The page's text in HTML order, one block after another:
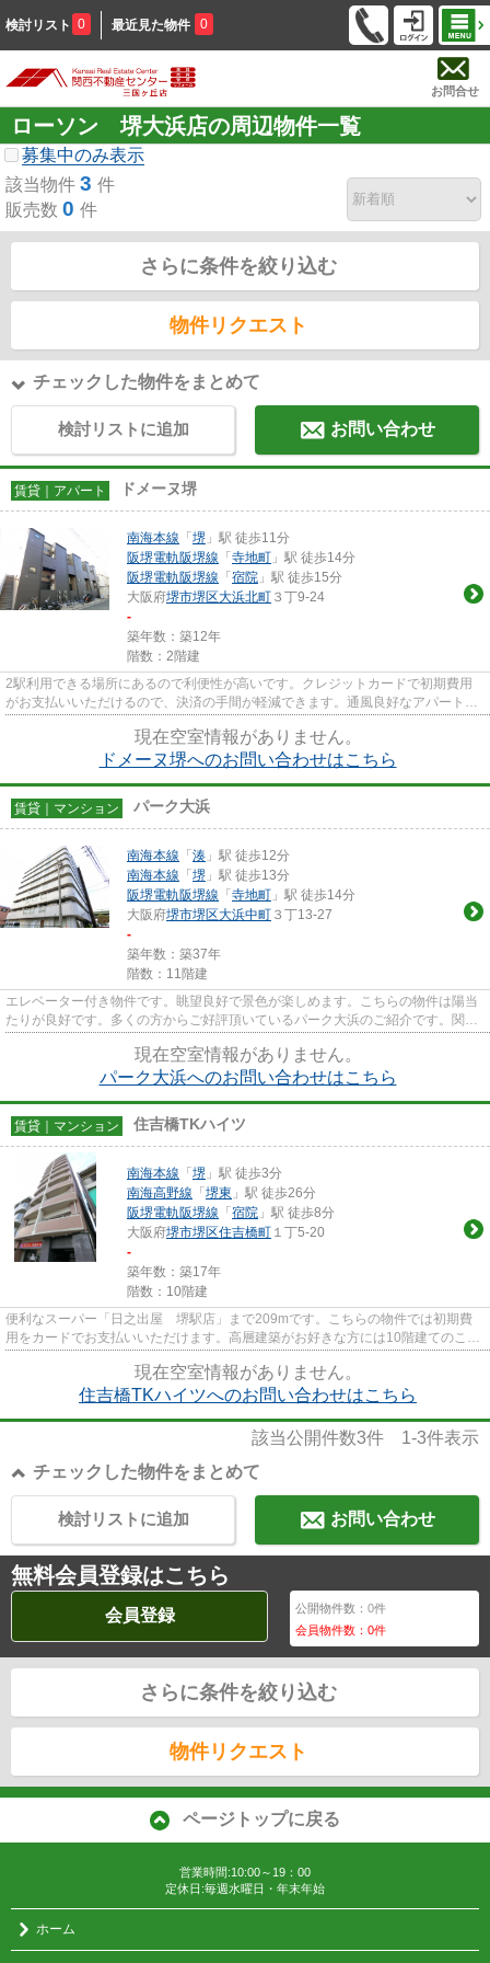
検討リスト 0 最近見た物件 0
お問合せ
ローソン 堺大浜店の周辺物件一覧
募集中のみ表示
該当物件 3 件
販売数 0 件
さらに条件を絞り込む
物件リクエスト
チェックした物件をまとめて
検討リストに追加 お問い合わせ
賃貸｜アパート ドメーヌ堺
南海本線 「 堺 」駅 徒歩11分
阪堺電軌阪堺線 「 寺地町 」駅 徒歩14分
阪堺電軌阪堺線 「 宿院 」駅 徒歩15分
大阪府堺市堺区大浜北町 ３丁9-24
-
築年数：築12年
階数：2階建
2駅利用できる場所にあるので利便性が高いです。クレジットカードで初期費用
がお支払いいただけるので、決済の手間が軽減できます。通風良好なアパートは
現在空室情報がありません。
ドメーヌ堺へのお問い合わせはこちら
賃貸｜マンション パーク大浜
南海本線 「 湊 」駅 徒歩12分
南海本線 「 堺 」駅 徒歩13分
阪堺電軌阪堺線 「 寺地町 」駅 徒歩14分
大阪府堺市堺区大浜中町 ３丁13-27
-
築年数：築37年
階数：11階建
エレベーター付き物件です。眺望良好で景色が楽しめます。こちらの物件は陽当
たりが良好です。多くの方からご好評頂いているパーク大浜のご紹介です。関西
現在空室情報がありません。
パーク大浜へのお問い合わせはこちら
賃貸｜マンション 住吉橋TKハイツ
南海本線 「 堺 」駅 徒歩3分
南海高野線 「 堺東 」駅 徒歩26分
阪堺電軌阪堺線 「 宿院 」駅 徒歩8分
大阪府堺市堺区住吉橋町 １丁5-20
-
築年数：築17年
階数：10階建
便利なスーパー「日之出屋 堺駅店」まで209mです。こちらの物件では初期費
用をカードでお支払いいただけます。高層建築がお好きな方には10階建てのこち
現在空室情報がありません。
住吉橋TKハイツへのお問い合わせはこちら
該当公開件数3件 1-3件表示
チェックした物件をまとめて
お問い合わせ
検討リストに追加
無料会員登録はこちら
会員登録 公開物件数：0件
会員物件数：0件
さらに条件を絞り込む
物件リクエスト
ページトップに戻る
営業時間:10:00～19：00
定休日:毎週水曜日・年末年始
ホーム